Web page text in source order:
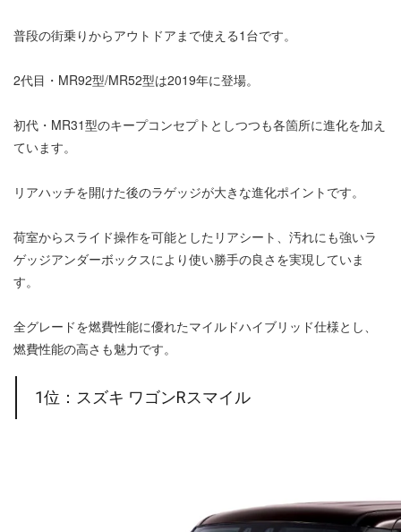
普段の街乗りからアウトドアまで使える1台です。
2代目・MR92型/MR52型は2019年に登場。
初代・MR31型のキープコンセプトとしつつも各箇所に進化を加え
ています。
リアハッチを開けた後のラゲッジが大きな進化ポイントです。
荷室からスライド操作を可能としたリアシート、汚れにも強いラ
ゲッジアンダーボックスにより使い勝手の良さを実現していま
す。
全グレードを燃費性能に優れたマイルドハイブリッド仕様とし、
燃費性能の高さも魅力です。
1位：スズキ ワゴンRスマイル